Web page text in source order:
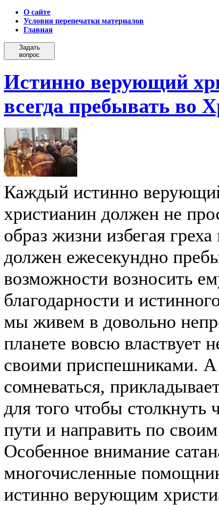
О сайте
Условия перепечатки материалов
Главная
Задать
вопрос
Истинно верующий
всегда пребывать во
Каждый истинно
христианин должен не
образ жизни избегая
должен ежесекундно
возможности возносить
благодарности и
мы живем в довольно
планете вовсю властвует
своими приспешниками.
сомневаться,
для того чтобы столкнуть
пути и направить по
Особенное внимание
многочисленные
истинно верующим